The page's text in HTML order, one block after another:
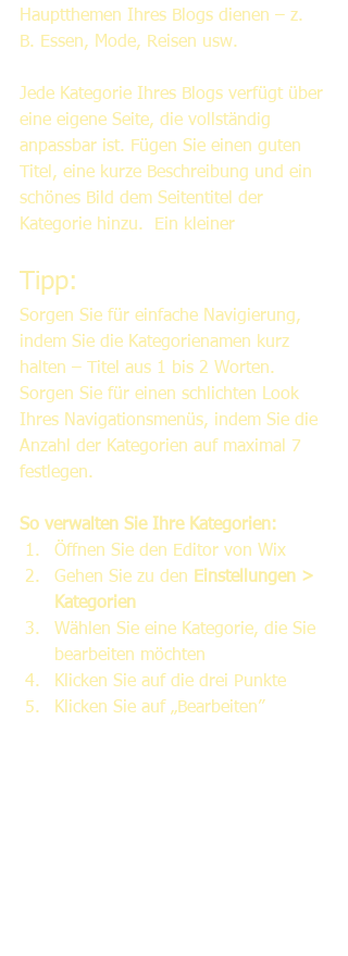
Hauptthemen Ihres Blogs dienen – z.
B. Essen, Mode, Reisen usw.
Jede Kategorie Ihres Blogs verfügt über
eine eigene Seite, die vollständig
anpassbar ist. Fügen Sie einen guten
Titel, eine kurze Beschreibung und ein
schönes Bild dem Seitentitel der
Kategorie hinzu.  Ein kleiner
Tipp:
Sorgen Sie für einfache Navigierung,
indem Sie die Kategorienamen kurz
halten – Titel aus 1 bis 2 Worten.
Sorgen Sie für einen schlichten Look
Ihres Navigationsmenüs, indem Sie die
Anzahl der Kategorien auf maximal 7
festlegen.
So verwalten Sie Ihre Kategorien:
Öffnen Sie den Editor von Wix
Gehen Sie zu den Einstellungen >
Kategorien
Wählen Sie eine Kategorie, die Sie
bearbeiten möchten
Klicken Sie auf die drei Punkte
Klicken Sie auf „Bearbeiten”